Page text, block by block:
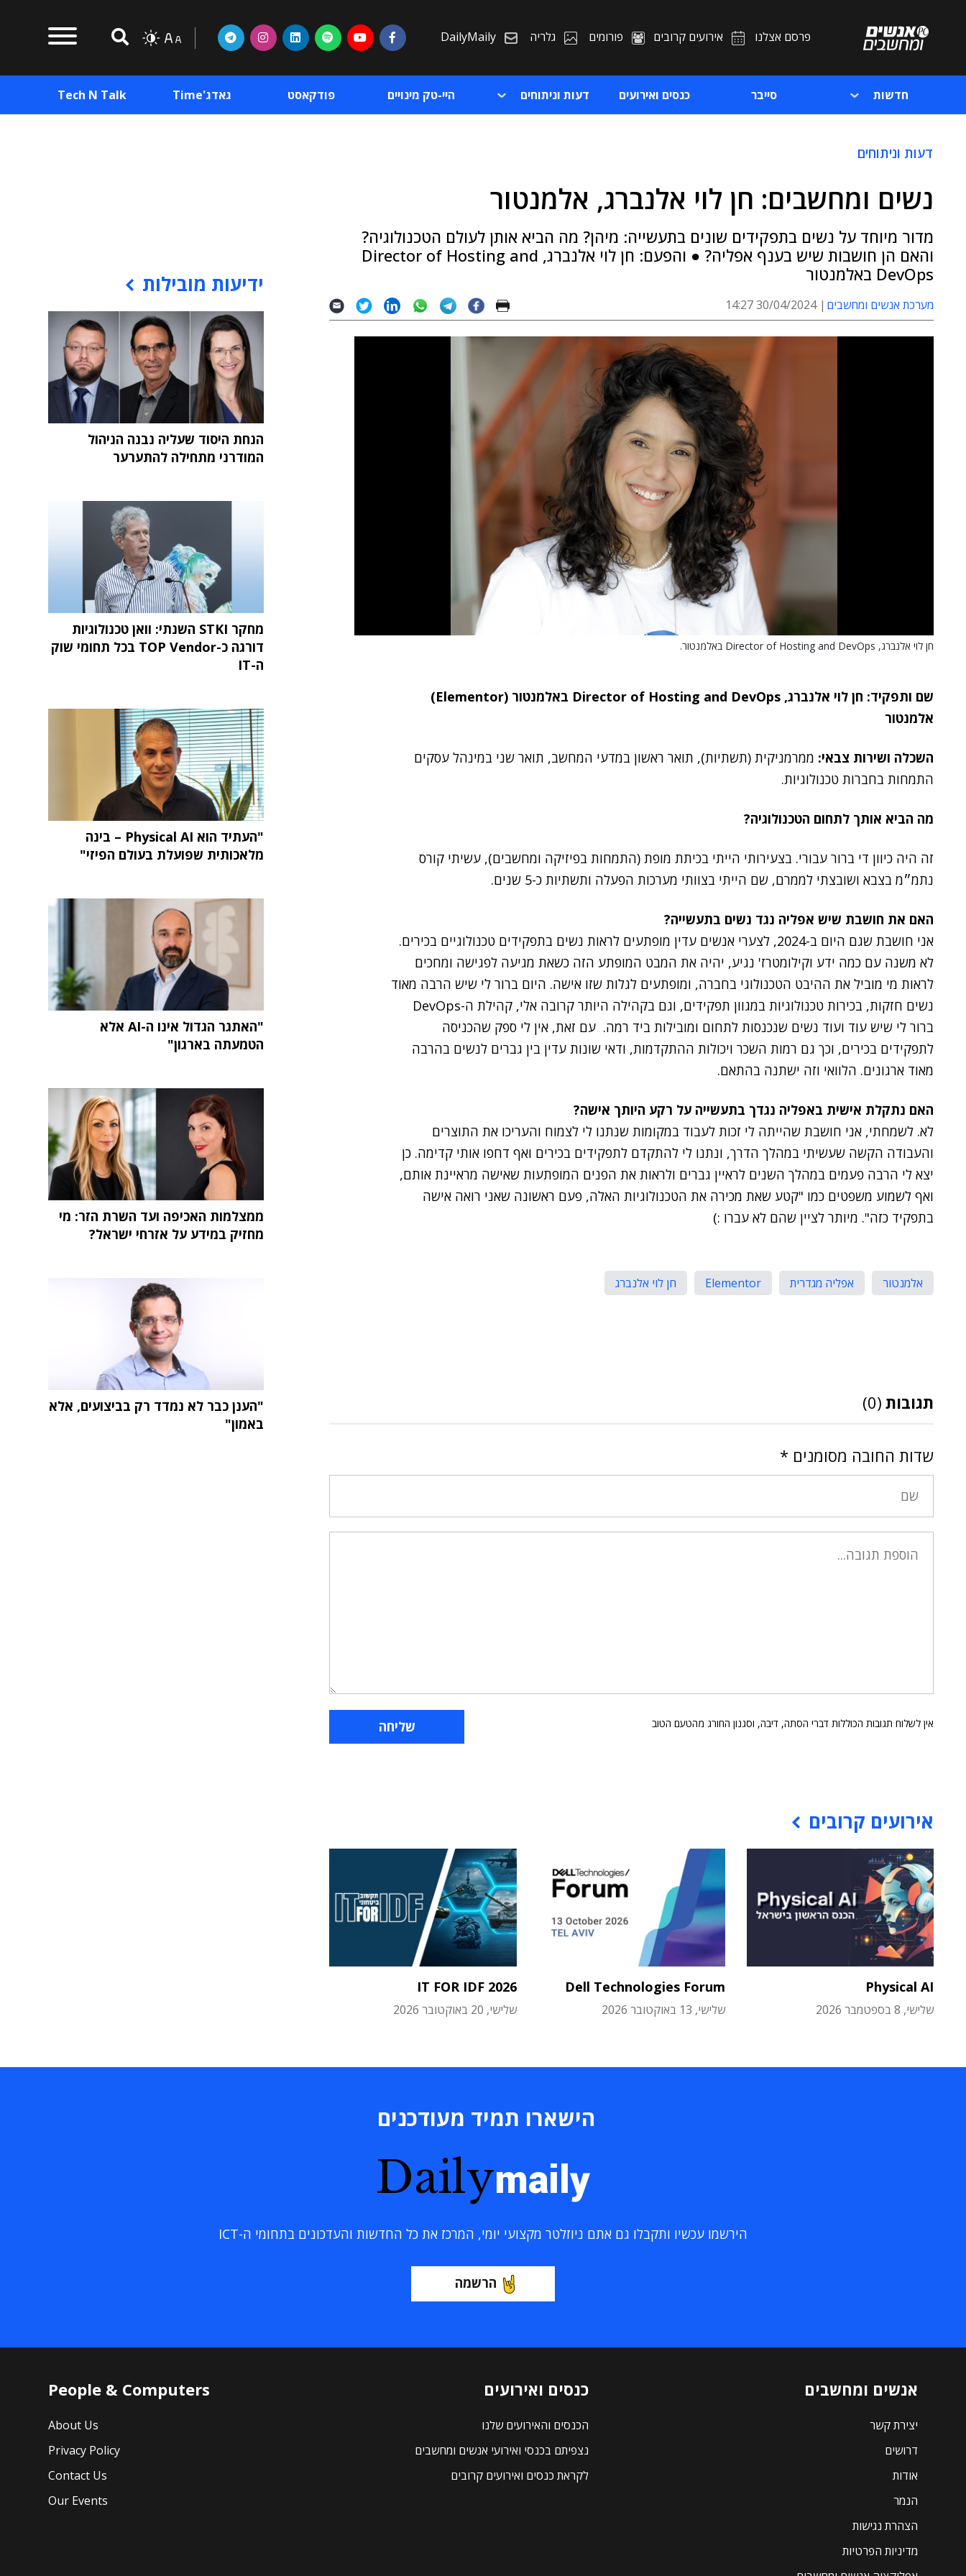
פרסם אצלנו אירועים קרובים פורומים גלריה DailyMaily
חדשות סייבר כנסים ואירועים דעות וניתוחים היי-טק מינויים פודקאסט גאדג'Time Tech N Talk
דעות וניתוחים
נשים ומחשבים: חן לוי אלנברג, אלמנטור
מדור מיוחד על נשים בתפקידים שונים בתעשייה: מיהן? מה הביא אותן לעולם הטכנולוגיה?
והאם הן חושבות שיש בענף אפליה? ● והפעם: חן לוי אלנברג, Director of Hosting and
DevOps באלמנטור
מערכת אנשים ומחשבים 30/04/2024 14:27
חן לוי אלנברג, Director of Hosting and DevOps באלמנטור.
שם ותפקיד: חן לוי אלנברג, Director of Hosting and DevOps באלמנטור (Elementor
)
אלמנטור
השכלה ושירות צבאי: ממרמניקית (תשתיות), תואר ראשון במדעי המחשב, תואר שני במינהל עסקים
התמחות בחברות טכנולוגיות.
מה הביא אותך לתחום הטכנולוגיה?
זה היה כיוון די ברור עבורי. בצעירותי הייתי בכיתת מופת (התמחות בפיזיקה ומחשבים), עשיתי קורס
נתמ״מ בצבא ושובצתי לממרם, שם הייתי בצוותי מערכות הפעלה ותשתיות כ-5 שנים.
האם את חושבת שיש אפליה נגד נשים בתעשייה?
אני חושבת שגם היום ב-2024, לצערי אנשים עדין מופתעים לראות נשים בתפקידים טכנולוגיים בכירים.
לא משנה עם כמה ידע וקילומטרז' נגיע, יהיה את המבט המופתע הזה כשאת מגיעה לפגישה ומחכים
לראות מי מוביל את ההיבט הטכנולוגי בחברה, ומופתעים לגלות שזו אישה. היום ברור לי שיש הרבה מאוד
נשים חזקות, בכירות טכנולוגיות במגוון תפקידים, וגם בקהילה היותר קרובה אלי, קהילת ה-DevOps
ברור לי שיש עוד ועוד נשים שנכנסות לתחום ומובילות ביד רמה. עם זאת, אין לי ספק שהכניסה
לתפקידים בכירים, וכך גם רמות השכר ויכולות ההתקדמות, ודאי שונות עדין בין גברים לנשים בהרבה
מאוד ארגונים. הלוואי וזה ישתנה בהתאם.
האם נתקלת אישית באפליה נגדך בתעשייה על רקע היותך אישה?
לא. לשמחתי, אני חושבת שהייתה לי זכות לעבוד במקומות שנתנו לי לצמוח והעריכו את התוצרים
והעבודה הקשה שעשיתי במהלך הדרך, ונתנו לי להתקדם לתפקידים בכירים ואף דחפו אותי קדימה. כן
יצא לי הרבה פעמים במהלך השנים לראיין גברים ולראות את הפנים המופתעות שאישה מראיינת אותם,
ואף לשמוע משפטים כמו "קטע שאת מכירה את הטכנולוגיות האלה, פעם ראשונה שאני רואה אישה
בתפקיד כזה". מיותר לציין שהם לא עברו :)
אלמנטור אפליה מגדרית Elementor חן לוי אלנברג
תגובות (0)
שדות החובה מסומנים *
אין לשלוח תגובות הכוללות דברי הסתה, דיבה, וסגנון החורג מהטעם הטוב
אירועים קרובים
Physical AI
שלישי, 8 בספטמבר 2026
Dell Technologies Forum
שלישי, 13 באוקטובר 2026
IT FOR IDF 2026
שלישי, 20 באוקטובר 2026
ידיעות מובילות
הנחת היסוד שעליה נבנה הניהול
המודרני מתחילה להתערער
מחקר STKI השנתי: וואן טכנולוגיות
דורגה כ-TOP Vendor בכל תחומי שוק
ה-IT
"העתיד הוא Physical AI – בינה
מלאכותית שפועלת בעולם הפיזי"
"האתגר הגדול אינו ה-AI אלא
הטמעתה בארגון"
ממצלמות האכיפה ועד השרת הזר: מי
מחזיק במידע על אזרחי ישראל?
"הענן כבר לא נמדד רק בביצועים, אלא
באמון"
הישארו תמיד מעודכנים
Dailymaily
הירשמו עכשיו ותקבלו גם אתם ניוזלטר מקצועי יומי, המרכז את כל החדשות והעדכונים בתחומי ה-ICT
הרשמה
אנשים ומחשבים
יצירת קשר
דרושים
אודות
הנמר
הצהרת נגישות
מדיניות הפרטיות
כנסים ואירועים
הכנסים והאירועים שלנו
נצפיתם בכנסי ואירועי אנשים ומחשבים
לקראת כנסים ואירועים קרובים
People & Computers
About Us
Privacy Policy
Contact Us
Our Events